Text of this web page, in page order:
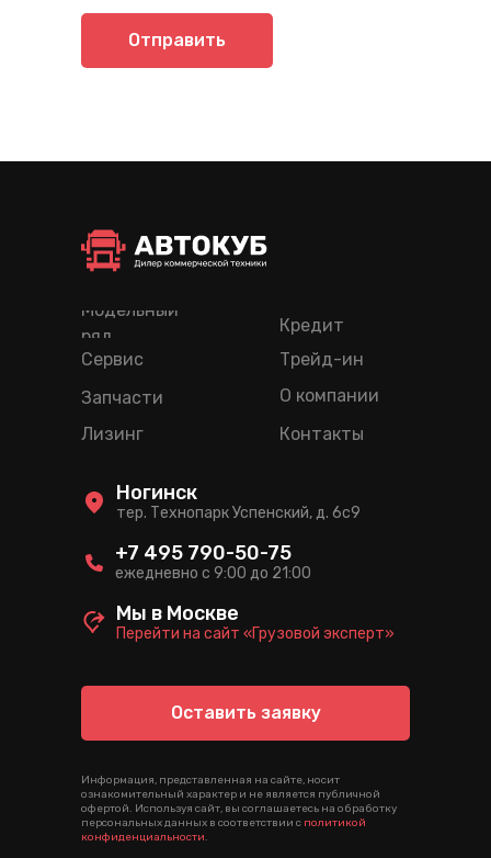
Отправить
Лизинг
Кредит
Трейд-ин
Модельный
ряд
Сервис
Запчасти
О компании
Контакты
Оставить заявку
Информация, представленная на сайте, носит
ознакомительный характер и не является публичной
офертой. Используя сайт, вы соглашаетесь на обработку
персональных данных в соответствии с политикой
конфиденциальности.
тер. Технопарк Успенский, д. 6c9
Ногинск
ежедневно с 9:00 до 21:00
+7 495 790-50-75
Перейти на сайт «Грузовой эксперт»
Мы в Москве